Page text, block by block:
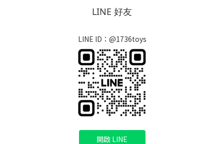
LINE 好友
LINE ID：@1736toys
開啟 LINE